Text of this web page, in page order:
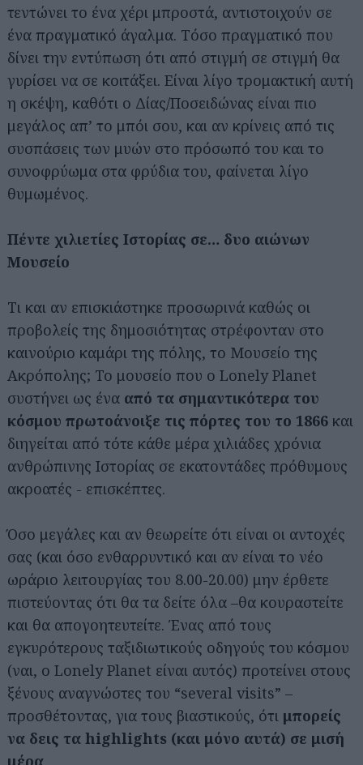
τεντώνει το ένα χέρι μπροστά, αντιστοιχούν σε
ένα πραγματικό άγαλμα. Τόσο πραγματικό που
δίνει την εντύπωση ότι από στιγμή σε στιγμή θα
γυρίσει να σε κοιτάξει. Είναι λίγο τρομακτική αυτή
η σκέψη, καθότι ο Δίας/Ποσειδώνας είναι πιο
μεγάλος απ’ το μπόι σου, και αν κρίνεις από τις
συσπάσεις των μυών στο πρόσωπό του και το
συνοφρύωμα στα φρύδια του, φαίνεται λίγο
θυμωμένος.
Πέντε χιλιετίες Ιστορίας σε… δυο αιώνων
Μουσείο
Τι και αν επισκιάστηκε προσωρινά καθώς οι
προβολείς της δημοσιότητας στρέφονταν στο
καινούριο καμάρι της πόλης, το Μουσείο της
Ακρόπολης; Το μουσείο που ο Lonely Planet
συστήνει ως ένα από τα σημαντικότερα του
κόσμου πρωτοάνοιξε τις πόρτες του το 1866 και
διηγείται από τότε κάθε μέρα χιλιάδες χρόνια
ανθρώπινης Ιστορίας σε εκατοντάδες πρόθυμους
ακροατές - επισκέπτες.
Όσο μεγάλες και αν θεωρείτε ότι είναι οι αντοχές
σας (και όσο ενθαρρυντικό και αν είναι το νέο
ωράριο λειτουργίας του 8.00-20.00) μην έρθετε
πιστεύοντας ότι θα τα δείτε όλα –θα κουραστείτε
και θα απογοητευτείτε. Ένας από τους
εγκυρότερους ταξιδιωτικούς οδηγούς του κόσμου
(ναι, ο Lonely Planet είναι αυτός) προτείνει στους
ξένους αναγνώστες του “several visits” –
προσθέτοντας, για τους βιαστικούς, ότι μπορείς
να δεις τα highlights (και μόνο αυτά) σε μισή
μέρα